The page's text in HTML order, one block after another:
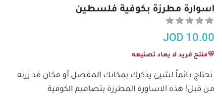
اسوارة مطرزة بكوفية فلسطين
JOD 10.00
منتج فريد لا يعاد تصنيعه
تحتاج دائماً لشيئ يذكرك بمكانك المفضل أو مكان قد زرته
من قبل! هذه الاساورة المطرزة بتصاميم الكوفية